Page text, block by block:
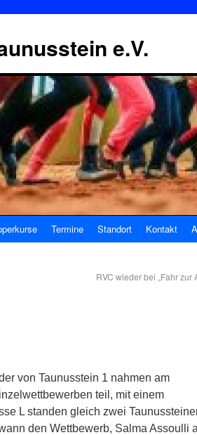
e.V.
Termine Standort Kontakt
RVC wieder bei „Fahr zur
von Taunusstein 1 nahmen am
teil, mit einem
L standen gleich zwei
den Wettbewerb, Salma Assoulli